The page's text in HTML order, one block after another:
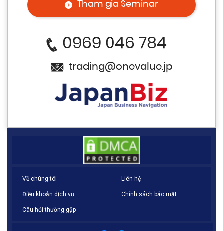
Tham gia Seminar
0969 046 784
trading@onevalue.jp
Về chúng tôi Liên hệ
Điều khoản dịch vụ Chính sách bảo mật
Câu hỏi thường gặp